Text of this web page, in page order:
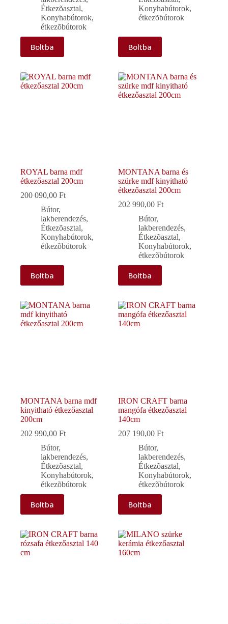
Étkezõasztal,
Konyhabútorok,
étkezõbútorok
Boltba
Konyhabútorok,
étkezõbútorok
Boltba
ROYAL barna mdf
étkezőasztal 200cm
200 090,00 Ft
Bútor,
lakberendezés,
Étkezõasztal,
Konyhabútorok,
étkezõbútorok
Boltba
MONTANA barna és
szürke mdf kinyitható
étkezőasztal 200cm
202 990,00Ft
Bútor,
lakberendezés,
Étkezõasztal,
Konyhabútorok,
étkezõbútorok
Boltba
MONTANA barna mdf
kinyitható étkezőasztal
200cm
202 990,00 Ft
Bútor,
lakberendezés,
Étkezõasztal,
Konyhabútorok,
étkezõbútorok
Boltba
IRON CRAFT barna
mangófa étkezőasztal
140cm
207 190,00Ft
Bútor,
lakberendezés,
Étkezõasztal,
Konyhabútorok,
étkezõbútorok
Boltba